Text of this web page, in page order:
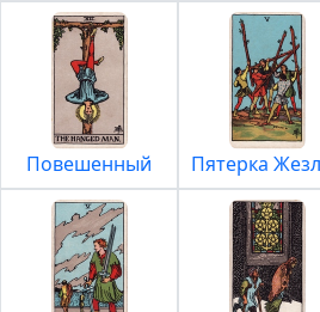
Повешенный Пятерка